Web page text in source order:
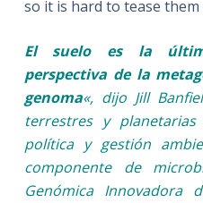
so it is hard to tease them
El suelo es la
perspectiva de la
genoma«, dijo Jill
terrestres y
política y gestión
componente de
Genómica Innovadora